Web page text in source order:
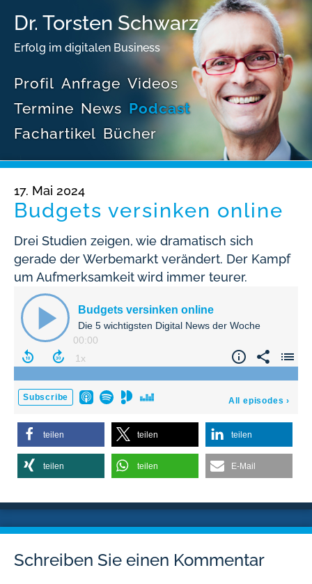
Dr. Torsten Schwarz
Erfolg im digitalen Business
Profil Anfrage Videos
Termine News Podcast
Fachartikel Bücher
17. Mai 2024
Budgets versinken online
Drei Studien zeigen, wie dramatisch sich
gerade der Werbemarkt verändert. Der Kampf
um Aufmerksamkeit wird immer teurer.
teilen teilen teilen
teilen teilen E-Mail
Schreiben Sie einen Kommentar